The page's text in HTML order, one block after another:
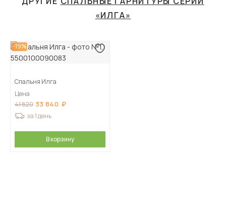
«ИЛГА»
-19%
Спальня Илга
Цена
41 820 33 840
за 1 день
В корзину